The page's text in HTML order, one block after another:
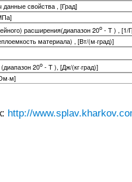
данные свойства , [Град]
расширения(диапазон 20o - T ) , [1/
материала) , [Вт/(м·град)]
20o - T ), [Дж/(кг·град)]
http://